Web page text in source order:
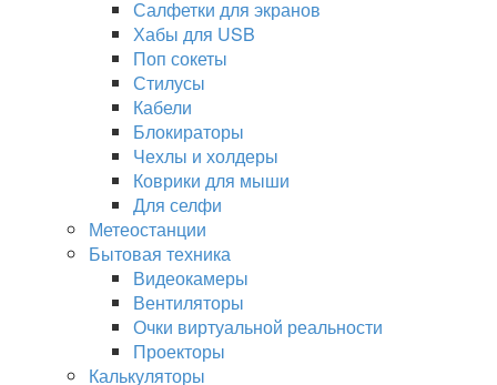
Салфетки для экранов
Хабы для USB
Поп сокеты
Стилусы
Кабели
Блокираторы
Чехлы и холдеры
Коврики для мыши
Для селфи
Метеостанции
Бытовая техника
Видеокамеры
Вентиляторы
Очки виртуальной реальности
Проекторы
Калькуляторы